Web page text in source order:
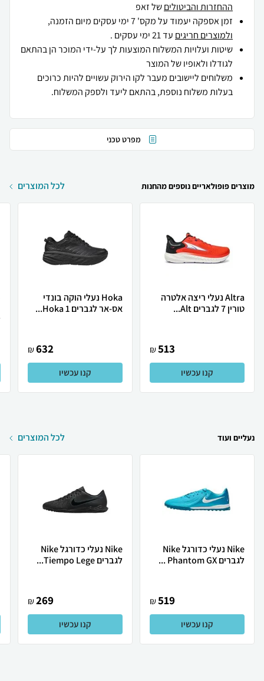
ההחזרות והביטוליםשל זאפ
זמן אספקה יעמוד על מקס' 7 ימי עסקים מיום הזמנה,
ולמוצרים חריגים עד 21 ימי עסקים .
שיטות ועלויות המשלוח המוצעות לך על-ידי המוכר הן בהתאם
לגודלו ולאופיו של המוצר
משלוחים ליישובים מעבר לקו הירוק עשויים להיות כרוכים
בעלות משלוח נוספת, בהתאם ליעד ולספק המשלוח.
מפרט טכני
מוצרים פופולאריים נוספים מהחנות לכל המוצרים
Altra נעלי ריצה אלטרה
טורין 7 לגברים Alt...
513
₪
קנו עכשיו
Hoka נעלי הוקה בונדי
אס-אר לגברים Hoka 1...
632
₪
קנו עכשיו
נעליים ועוד לכל המוצרים
Nike נעלי כדורגל Nike
לגברים Phantom GX ...
519
₪
קנו עכשיו
Nike נעלי כדורגל Nike
לגברים Tiempo Lege...
269
₪
קנו עכשיו